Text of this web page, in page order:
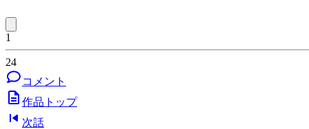
1
24
コメント
作品トップ
次話